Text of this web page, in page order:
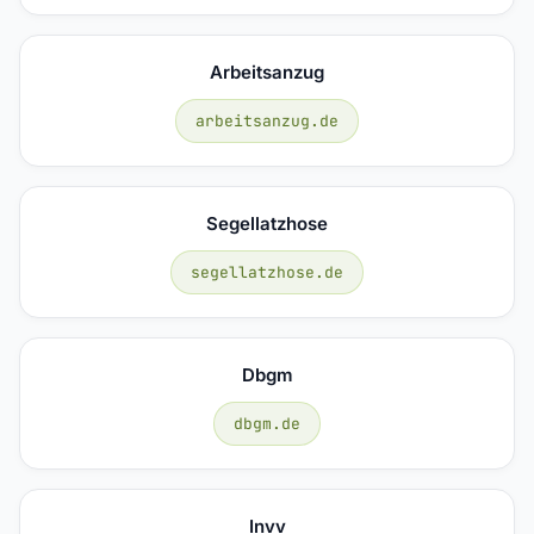
Arbeitsanzug
arbeitsanzug.de
Segellatzhose
segellatzhose.de
Dbgm
dbgm.de
Invv